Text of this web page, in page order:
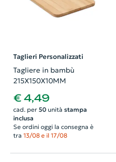
Taglieri Personalizzati
Tagliere in bambù
215X150X10MM
€ 4,49
cad. per 50unità stampa
inclusa
Se ordini oggi la consegna è
tra 13/08 e il 17/08